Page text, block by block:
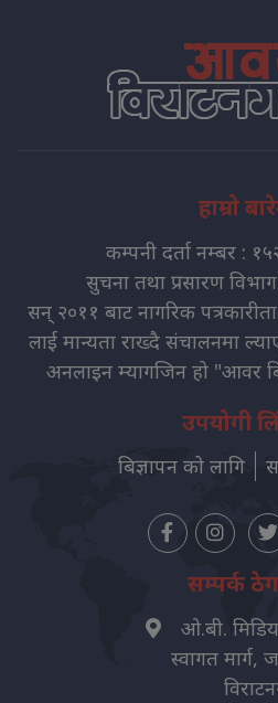
हाम्रो
कम्पनी दर्ता नम्बर :
सुचना तथा प्रसारण
सन् २०११ बाट नागरिक
लाई मान्यता राख्दै संचालनमा
अनलाइन म्यागजिन हो "आवर
उपयोगी
बिज्ञापन को लागि
सम्पर्क
ओ.बी.
स्वागत मार्ग,